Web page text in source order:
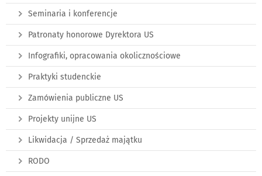
Seminaria i konferencje
Patronaty honorowe Dyrektora US
Infografiki, opracowania okolicznościowe
Praktyki studenckie
Zamówienia publiczne US
Projekty unijne US
Likwidacja / Sprzedaż majątku
RODO